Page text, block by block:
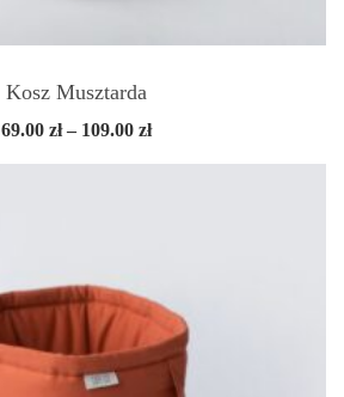
Kosz Musztarda
69.00 zł – 109.00 złZakres
od